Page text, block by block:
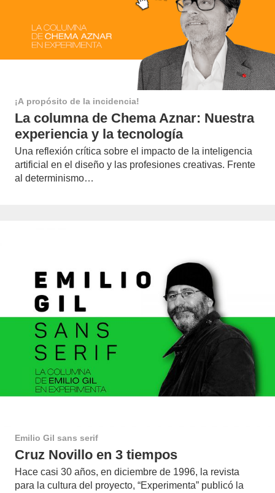
¡A propósito de la incidencia!
La columna de Chema Aznar: Nuestra
experiencia y la tecnología
Una reflexión crítica sobre el impacto de la inteligencia
artificial en el diseño y las profesiones creativas. Frente
al determinismo…
Emilio Gil sans serif
Cruz Novillo en 3 tiempos
Hace casi 30 años, en diciembre de 1996, la revista
para la cultura del proyecto, “Experimenta” publicó la